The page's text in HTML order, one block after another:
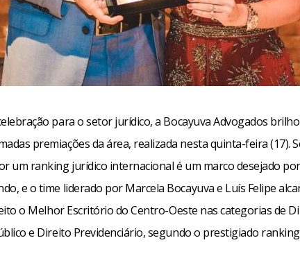
para o setor jurídico, a Bocayuva Advogados
premiações da área, realizada nesta quinta-feira (17).
um ranking jurídico internacional é um marco desejado
e o time liderado por Marcela Bocayuva e Luís Felipe
o Melhor Escritório do Centro-Oeste nas categorias de
e Direito Previdenciário, segundo o prestigiado